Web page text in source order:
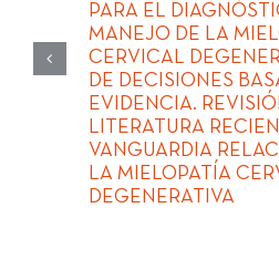
PARA EL
MANEJO DE LA
CERVICAL
DE DECISIONES
EVIDENCIA.
LITERATURA
VANGUARDIA
LA MIELOPATÍA
DEGENERATIVA